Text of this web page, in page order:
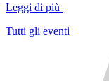
Leggi di più
Tutti gli eventi